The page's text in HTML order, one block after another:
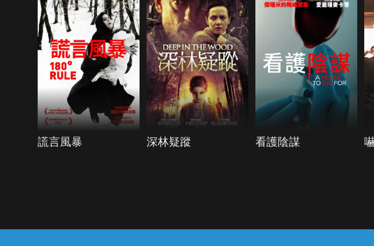
謊言風暴 深林疑蹤 看護陰謀